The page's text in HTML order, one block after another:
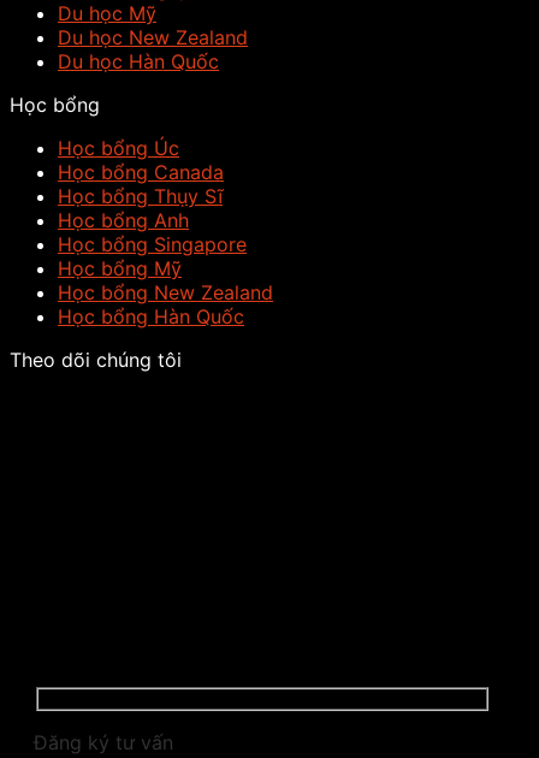
Du học Mỹ
Du học New Zealand
Du học Hàn Quốc
Học bổng
Học bổng Úc
Học bổng Canada
Học bổng Thụy Sĩ
Học bổng Anh
Học bổng Singapore
Học bổng Mỹ
Học bổng New Zealand
Học bổng Hàn Quốc
Theo dõi chúng tôi
Đăng ký tư vấn